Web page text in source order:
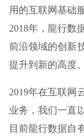
用的互联网基础
2018年，龍行数
前沿领域的创新
提升到新的高度。
2019年在互联网
业务，我们一直
目前龍行数据自